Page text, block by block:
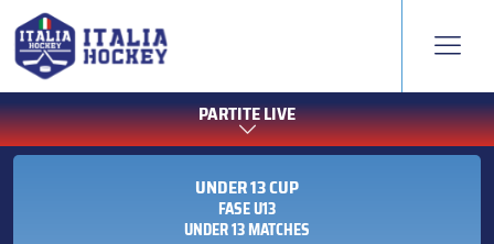
PARTITE LIVE
UNDER 13 CUP
FASE U13
UNDER 13 MATCHES